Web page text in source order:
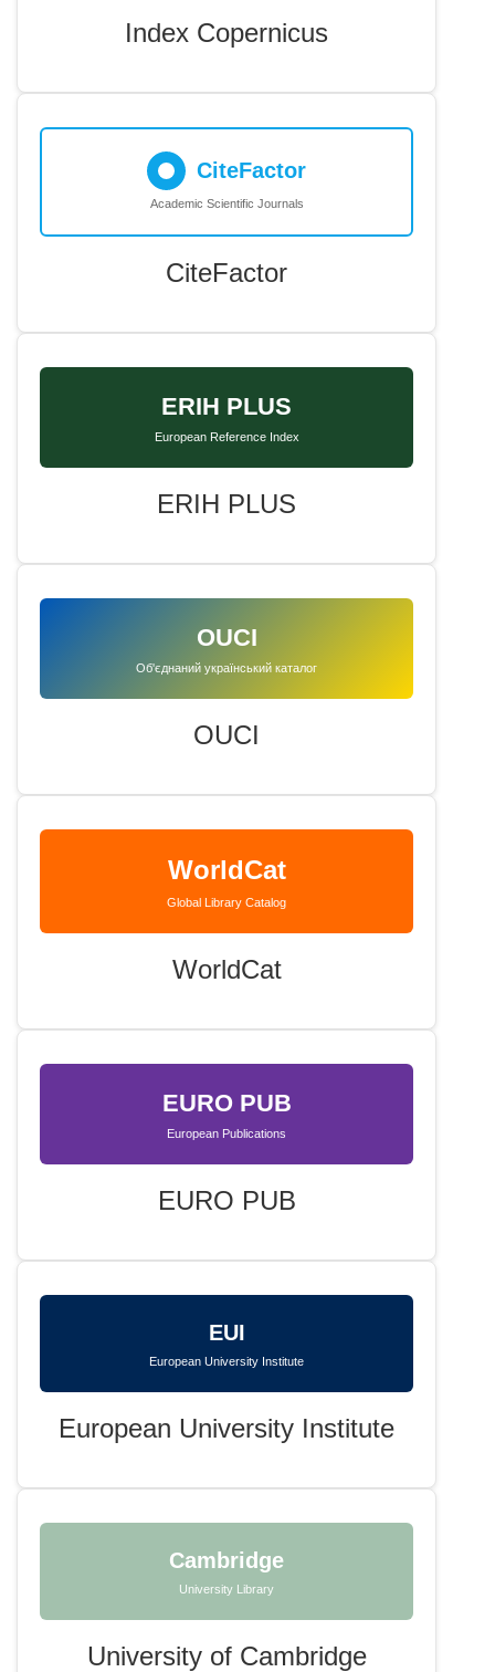
Index Copernicus
CiteFactor
Academic Scientific Journals
CiteFactor
ERIH PLUS
European Reference Index
ERIH PLUS
OUCI
Об'єднаний український каталог
OUCI
WorldCat
Global Library Catalog
WorldCat
EURO PUB
European Publications
EURO PUB
EUI
European University Institute
European University Institute
Cambridge
University Library
University of Cambridge